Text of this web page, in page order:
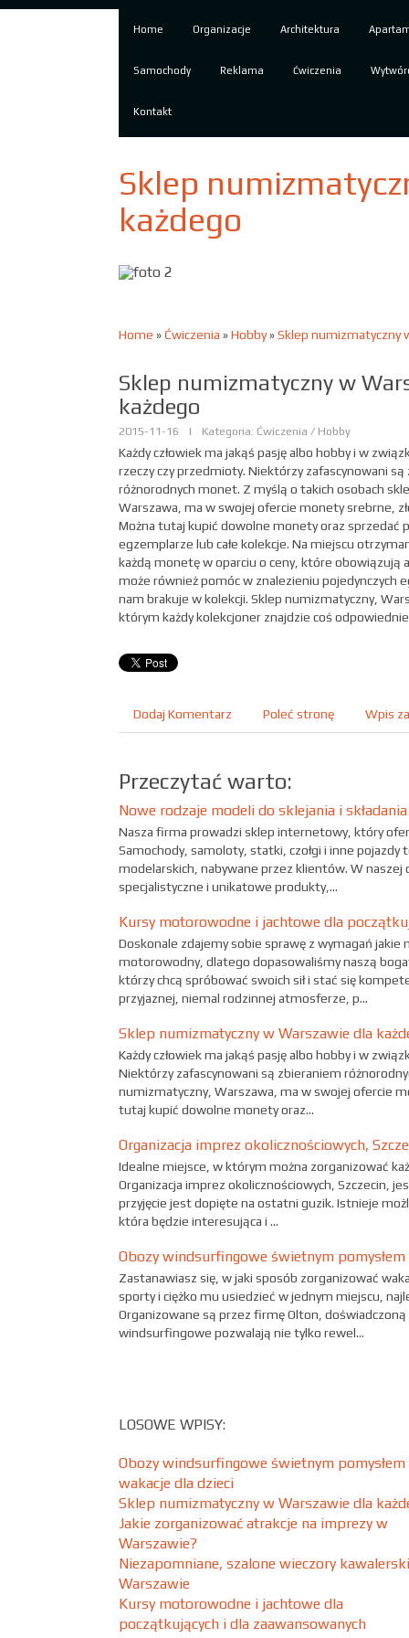
Home Organizacje Architektura
Samochody Reklama Ćwiczenia
Kontakt
Sklep
każdego
Home »Ćwiczenia »Hobby»Sklep numizmatyczny
Sklep numizmatyczny w
każdego
2015-11-16 | Kategoria: Ćwiczenia / Hobby
Każdy człowiek ma jakąś pasję albo hobby i w
rzeczy czy przedmioty. Niektórzy zafascynowani
różnorodnych monet. Z myślą o takich osobach
Warszawa, ma w swojej ofercie monety srebrne,
Można tutaj kupić dowolne monety oraz sprzedać
egzemplarze lub całe kolekcje. Na miejscu
każdą monetę w oparciu o ceny, które obowiązują
może również pomóc w znalezieniu pojedynczych
nam brakuje w kolekcji. Sklep numizmatyczny,
którym każdy kolekcjoner znajdzie coś
Dodaj Komentarz Poleć stronę Wpis
Przeczytać warto:
Nowe rodzaje modeli do sklejania i składania
Nasza firma prowadzi sklep internetowy, który
Samochody, samoloty, statki, czołgi i inne
modelarskich, nabywane przez klientów. W naszej
specjalistyczne i unikatowe produkty,...
Kursy motorowodne i jachtowe dla
Doskonale zdajemy sobie sprawę z wymagań jakie
motorowodny, dlatego dopasowaliśmy naszą
którzy chcą spróbować swoich sił i stać się
przyjaznej, niemal rodzinnej atmosferze, p...
Sklep numizmatyczny w Warszawie dla
Każdy człowiek ma jakąś pasję albo hobby i w
Niektórzy zafascynowani są zbieraniem
numizmatyczny, Warszawa, ma w swojej ofercie
tutaj kupić dowolne monety oraz...
Organizacja imprez okolicznościowych,
Idealne miejsce, w którym można zorganizować
Organizacja imprez okolicznościowych, Szczecin,
przyjęcie jest dopięte na ostatni guzik. Istnieje
która będzie interesująca i ...
Obozy windsurfingowe świetnym pomysłem
Zastanawiasz się, w jaki sposób zorganizować
sporty i ciężko mu usiedzieć w jednym miejscu,
Organizowane są przez firmę Olton,
windsurfingowe pozwalają nie tylko rewel...
LOSOWE WPISY:
Obozy windsurfingowe świetnym pomysłem
wakacje dla dzieci
Sklep numizmatyczny w Warszawie dla
Jakie zorganizować atrakcje na imprezy w
Warszawie?
Niezapomniane, szalone wieczory
Warszawie
Kursy motorowodne i jachtowe dla
początkujących i dla zaawansowanych